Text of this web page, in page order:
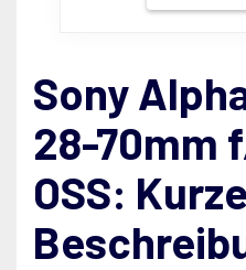
Sony
28-70mm
OSS: Kurze